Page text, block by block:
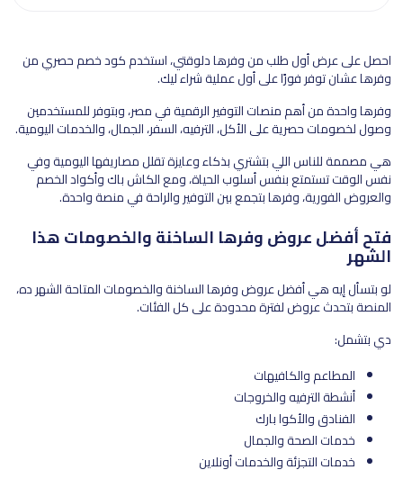
احصل على عرض أول طلب من وفرها دلوقتي، استخدم كود خصم حصري من
وفرها عشان توفر فورًا على أول عملية شراء ليك.
وفرها واحدة من أهم منصات التوفير الرقمية في مصر، وبتوفر للمستخدمين
وصول لخصومات حصرية على الأكل، الترفيه، السفر، الجمال، والخدمات اليومية.
هي مصممة للناس اللي بتشتري بذكاء وعايزة تقلل مصاريفها اليومية وفي
نفس الوقت تستمتع بنفس أسلوب الحياة، ومع الكاش باك وأكواد الخصم
والعروض الفورية، وفرها بتجمع بين التوفير والراحة في منصة واحدة.
فتح أفضل عروض وفرها الساخنة والخصومات هذا
الشهر
لو بتسأل إيه هي أفضل عروض وفرها الساخنة والخصومات المتاحة الشهر ده،
المنصة بتحدث عروض لفترة محدودة على كل الفئات.
دي بتشمل:
المطاعم والكافيهات
أنشطة الترفيه والخروجات
الفنادق والأكوا بارك
خدمات الصحة والجمال
خدمات التجزئة والخدمات أونلاين